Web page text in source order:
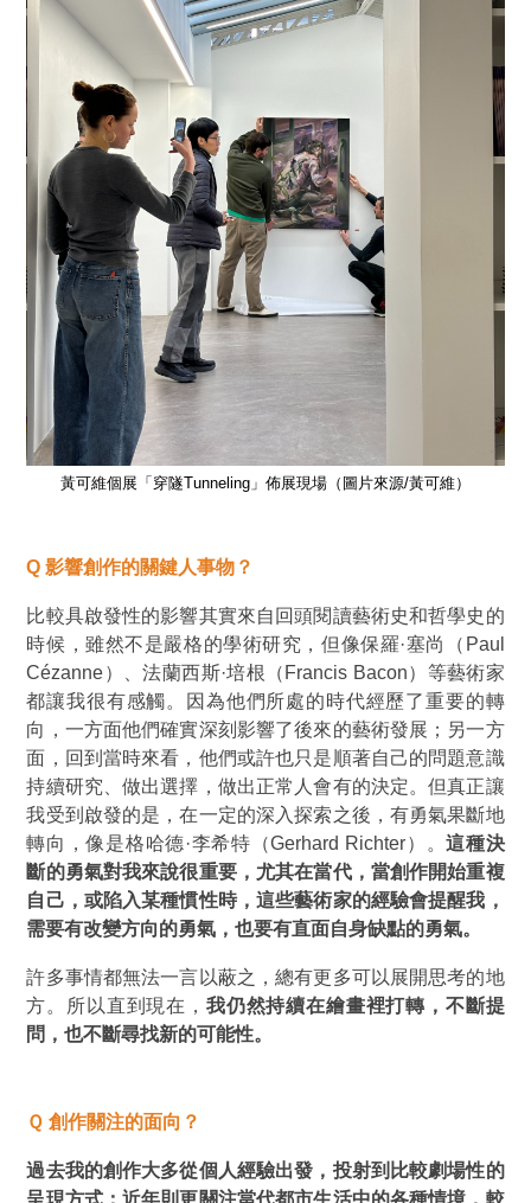
黃可維個展「穿隧Tunneling」佈展現場（圖片來源/黃可維）
Q影響創作的關鍵人事物？
比較具啟發性的影響其實來自回頭閱讀藝術史和哲學史的
時候，雖然不是嚴格的學術研究，但像保羅·塞尚（Paul
Cézanne）、法蘭西斯·培根（Francis Bacon）等藝術家
都讓我很有感觸。因為他們所處的時代經歷了重要的轉
向，一方面他們確實深刻影響了後來的藝術發展；另一方
面，回到當時來看，他們或許也只是順著自己的問題意識
持續研究、做出選擇，做出正常人會有的決定。但真正讓
我受到啟發的是，在一定的深入探索之後，有勇氣果斷地
轉向，像是格哈德·李希特（Gerhard Richter）。這種決
斷的勇氣對我來說很重要，尤其在當代，當創作開始重複
自己，或陷入某種慣性時，這些藝術家的經驗會提醒我，
需要有改變方向的勇氣，也要有直面自身缺點的勇氣。
許多事情都無法一言以蔽之，總有更多可以展開思考的地
方。所以直到現在， 我仍然持續在繪畫裡打轉，不斷提
問，也不斷尋找新的可能性。
Ｑ 創作關注的面向？
過去我的創作大多從個人經驗出發，投射到比較劇場性的